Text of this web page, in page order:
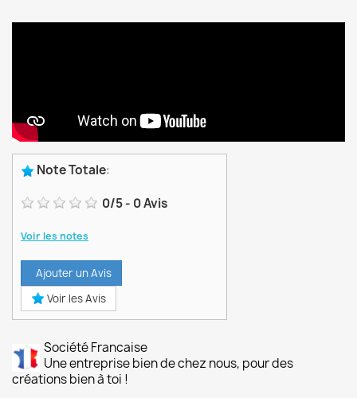
Note Totale:
0/5- 0Avis
Voir les notes
Ajouter un Avis
Voir les Avis
Société Francaise
Une entreprise bien de chez nous, pour des
créations bien à toi !